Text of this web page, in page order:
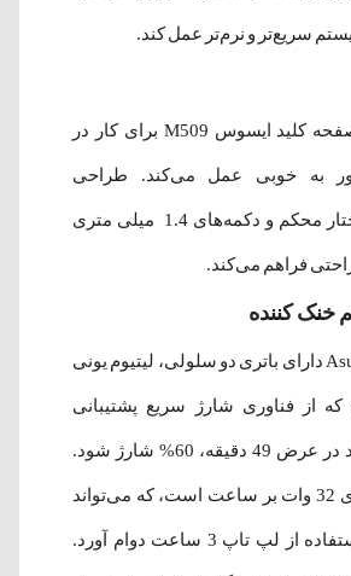
سریع‌تر و نرم‌تر عمل کند.
نور پس زمینه صفحه کلید ایسوس M509 برای کار در
به خوبی عمل می‌کند. طراحی
ارگونومیک، ساختار محکم و دکمه‌های 1.4 میلی متری
راحتی فراهم می‌کند.
خنک کننده
لپ تاپ Asus M509 دارای باتری دو سلولی، لیتیوم یونی
که از فناوری شارژ سریع پشتیبانی
می‌کند. می تواند در عرض 49 دقیقه، 60% شارژ شود.
ظرفیت این باتری 32 وات بر ساعت است، که می‌تواند
بسته به نحوه استفاده از لپ تاپ 3 ساعت دوام آورد.